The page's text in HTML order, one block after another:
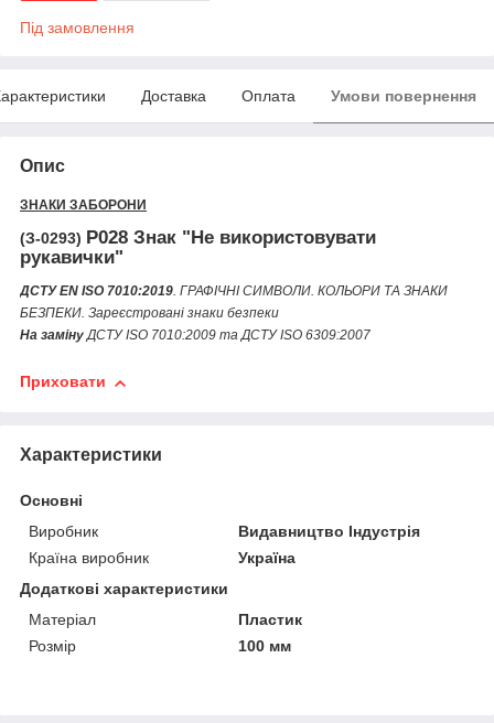
Під замовлення
Доставка Оплата Умови повернення
Опис
ЗНАКИ ЗАБОРОНИ
(З-0293) P028 Знак "Не використовувати
рукавички"
ДСТУ EN ISO 7010:2019. ГРАФІЧНІ СИМВОЛИ. КОЛЬОРИ ТА ЗНАКИ
БЕЗПЕКИ. Зареєстровані знаки безпеки
На замінуДСТУ ІSО 7010:2009 та ДСТУ ІSО 6309:2007
Приховати
Характеристики
Основні
Виробник
Видавництво Індустрія
Країна виробник
Україна
Додаткові характеристики
Матеріал
Пластик
Розмір
100 мм